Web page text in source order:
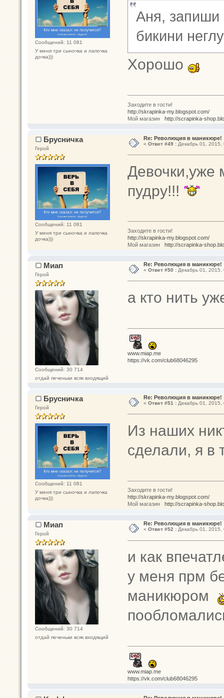
Сообщений: 11 081
У меня три сыночка и лапочка
дочка)))
Аня,
бикини
Хорошо
Заходите в гости!
http://skrapinka-my.blogspot.com/
Мой магазин http://scrapinka-
Брусничка
Герой
Сообщений: 11 081
У меня три сыночка и лапочка
дочка)))
Re: Революция в маникюре!
« Ответ #49 :Декабрь 01, 2015,
Девочки,уже
пудру!!!
Заходите в гости!
http://skrapinka-my.blogspot.com/
Мой магазин http://scrapinka-
Миап
Герой
Сообщений: 30 714
отдай печеньки всяк входящий
Re: Революция в маникюре!
« Ответ #50 :Декабрь 01, 2015,
а кто нить
www.miap.me
https://vk.com/club68046295
Брусничка
Герой
Сообщений: 11 081
У меня три сыночка и лапочка
дочка)))
Re: Революция в маникюре!
« Ответ #51 :Декабрь 01, 2015,
Из наших
сделали, я в
Заходите в гости!
http://skrapinka-my.blogspot.com/
Мой магазин
http://scrapinka-
Миап
Герой
Сообщений: 30 714
отдай печеньки всяк входящий
Re: Революция в маникюре!
« Ответ #52 :Декабрь 01, 2015,
и как
у меня прм
маникюром
www.miap.me
https://vk.com/club68046295